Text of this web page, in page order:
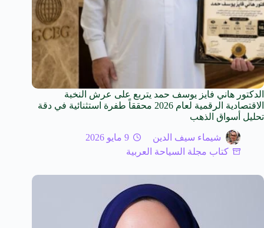
الدكتور هاني فايز يوسف حمد يتربع على عرش النخبة
الاقتصادية الرقمية لعام 2026 محققاً طفرة استثنائية في دقة
تحليل أسواق الذهب
شيماء سيف الدين
9 مايو 2026
كتاب مجلة السياحة العربية